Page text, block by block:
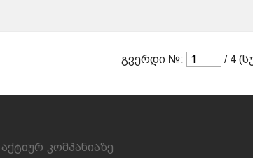
გვერდი №: / 4
აქტიურ კომპანიაზე